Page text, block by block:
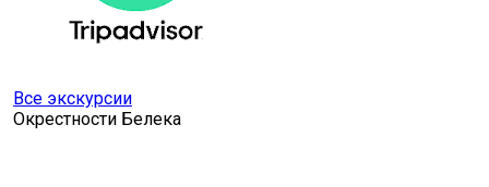
Все экскурсии
Окрестности Белека